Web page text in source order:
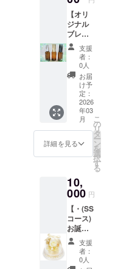
ジで
す。 ※
医薬品
や化粧
品類で
はあり
ません
ので、
肌に直
接つけ
ないよ
うにし
て下さ
使用に
あたっ
明書や
使用例
等も同
封致し
ます。 ​
─────
──​
─────
── ※こ
ちらを
入下さ
い ） ②
（ お好
のみの
香りや
用途を
記入下
さい ）
・無し
（ あま
りクセ
のない
スプ
種類お
届けし
──​
─────
──
います
ら、 ま
た、通
信料が
発生す
る場合
がござ
います
ので、
予めご
了承く
ださ
い。 ​
─────
──​
─────
リガ
ナ)： ◆
お誕生
日： ​
─────
──​
─────
レー
50ml(リ
ラック
ス系) を
お届け
致しま
す。 ※
備考欄
にお誕
生日の
記載を
お願い
致しま
す。 ※
画像は
動画は
解像度
が低く
なる場
合や、
分割し
ての配
信とな
る場合
やか
系・オ
リエン
タル系
など。
お好き
な香り
や苦手
な香り
があり
ました
らお知
らせ下
さい。
特に指
まりク
セの強
くない
オイル
を3種類
お届け
致しま
す。 ～
使用方
【オリ
ジナル
ブレン
ドのア
ロマス
プレー‪
50ml‪✕‬3
本】 ■
オリジ
ナルブ
レンド
のアロ
マスプ
レー
50mlを
3種類お
しま
す。 ・
リラッ
クス
系・消
臭系・
スイー
ト系な
支援
者：
0人
お届
け予
定：
2026
年03
月
詳細を見る
こ
の
リ
タ
ー
ン
を
選
択
す
る
10,
000 円
【・(SS
コース)
お誕生
日月に
ブリ
ザード
支援
者：
0人